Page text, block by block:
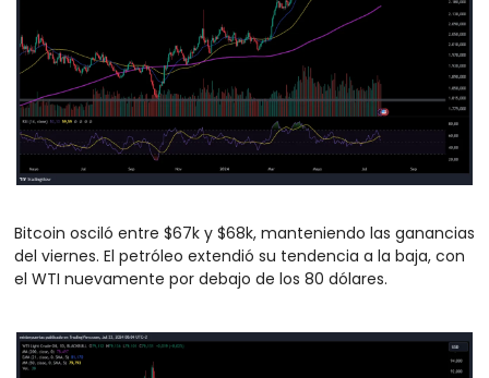
Bitcoin osciló entre $67k y $68k, manteniendo las ganancias
del viernes. El petróleo extendió su tendencia a la baja, con
el WTI nuevamente por debajo de los 80 dólares.